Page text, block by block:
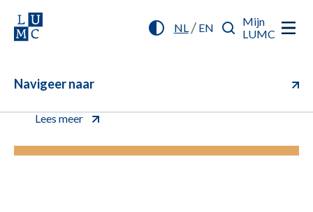
NL/ EN
Mijn
LUMC
Navigeer naar
U kunt vanaf nu online inchecken (aanmelden)
Lees meer